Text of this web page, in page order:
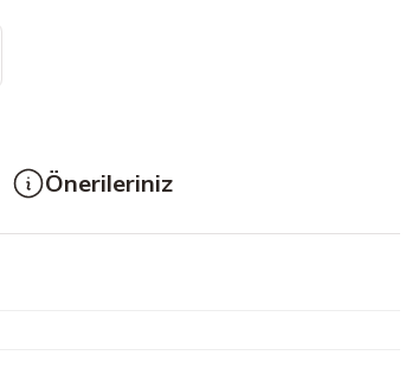
Önerileriniz